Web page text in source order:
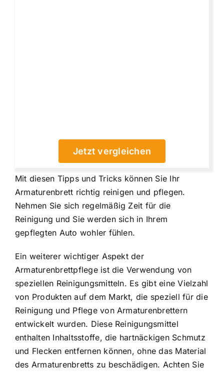
Jetzt vergleichen
Mit diesen Tipps und Tricks können Sie Ihr
Armaturenbrett richtig reinigen und pflegen.
Nehmen Sie sich regelmäßig Zeit für die
Reinigung und Sie werden sich in Ihrem
gepflegten Auto wohler fühlen.
Ein weiterer wichtiger Aspekt der
Armaturenbrettpflege ist die Verwendung von
speziellen Reinigungsmitteln. Es gibt eine Vielzahl
von Produkten auf dem Markt, die speziell für die
Reinigung und Pflege von Armaturenbrettern
entwickelt wurden. Diese Reinigungsmittel
enthalten Inhaltsstoffe, die hartnäckigen Schmutz
und Flecken entfernen können, ohne das Material
des Armaturenbretts zu beschädigen. Achten Sie